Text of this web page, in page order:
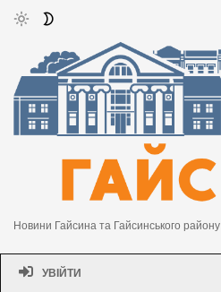
Новини Гайсина та Гайсинського району
УВІЙТИ